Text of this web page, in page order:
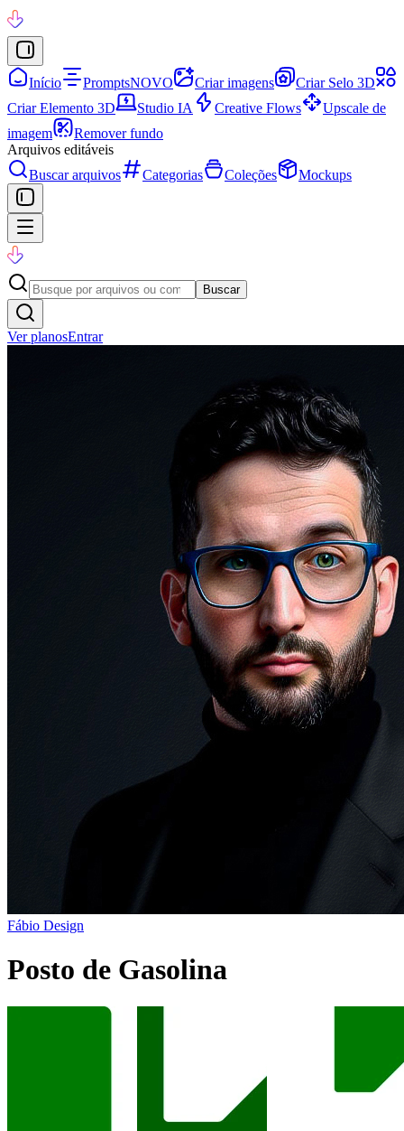
Início PromptsNOVO Criar imagens
Criar Selo 3D
Criar Elemento 3D
Studio IA Creative Flows
Upscale de
imagem
Remover fundo
Arquivos editáveis
Buscar arquivos
Categorias Coleções Mockups
Buscar
Ver planosEntrar
Fábio Design
Posto de Gasolina